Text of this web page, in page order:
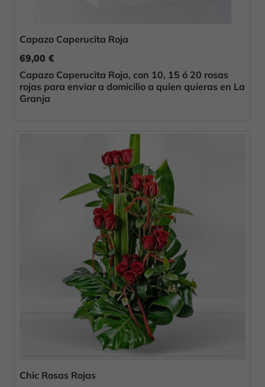
Capazo Caperucita Roja
69,00 €
Capazo Caperucita Roja, con 10, 15 ó 20 rosas
rojas para enviar a domicilio a quien quieras en La
Granja
Chic Rosas Rojas